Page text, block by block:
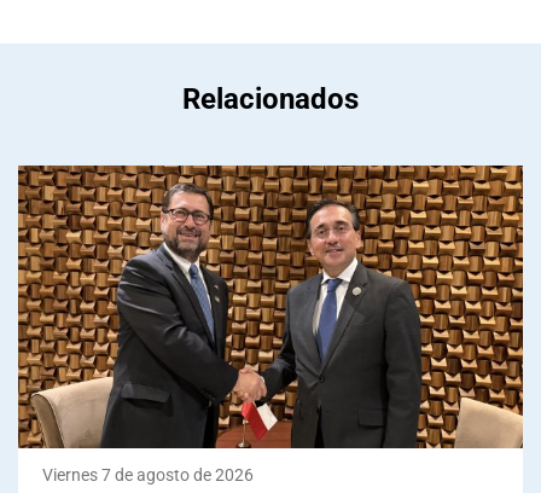
Relacionados
Viernes 7 de agosto de 2026